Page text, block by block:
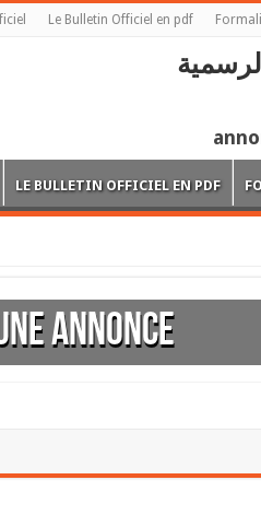
Le Bulletin Officiel en pdf
LE BULLETIN OFFICIEL EN PDF
annonce